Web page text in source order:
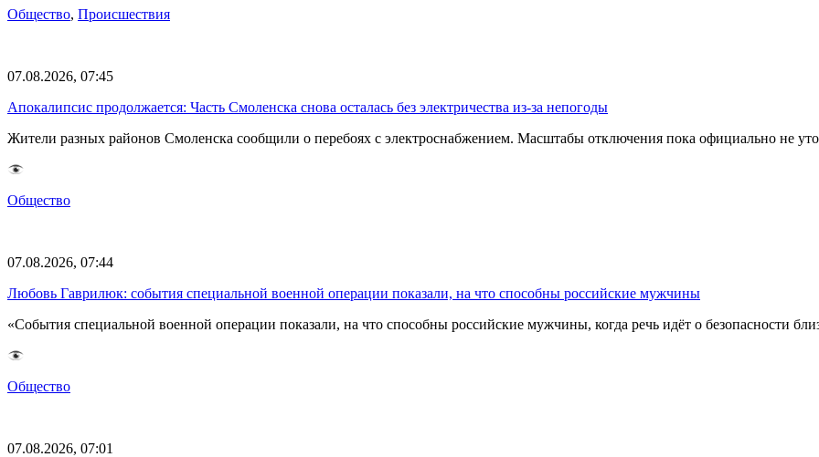
Общество, Происшествия
07.08.2026, 07:45
Апокалипсис продолжается: Часть Смоленска снова осталась без электричества из-за непогоды
Жители разных районов Смоленска сообщили о перебоях с электроснабжением. Масштабы отключения пока официально не
Общество
07.08.2026, 07:44
Любовь Гаврилюк: события специальной военной операции показали, на что способны российские мужчины
«События специальной военной операции показали, на что способны российские мужчины, когда речь идёт о безопасности
Общество
07.08.2026, 07:01